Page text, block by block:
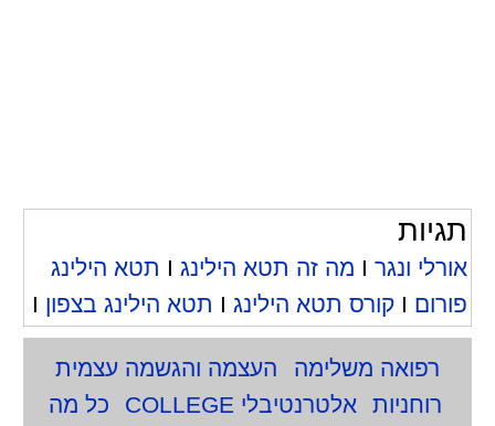
תגיות
אורלי ונגרI מה זה תטא הילינג
תטא הילינג
פורום
קורס תטא הילינג תטא הילינג בצפון
רפואה משלימה
העצמה והגשמה עצמית
רוחניות
אלטרנטיבלי COLLEGE
כל מה